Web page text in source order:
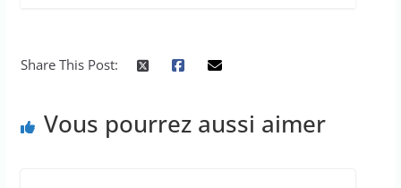
Share This Post:
Vous pourrez aussi aimer